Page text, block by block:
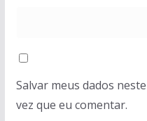
Salvar meus dados
vez que eu comentar.